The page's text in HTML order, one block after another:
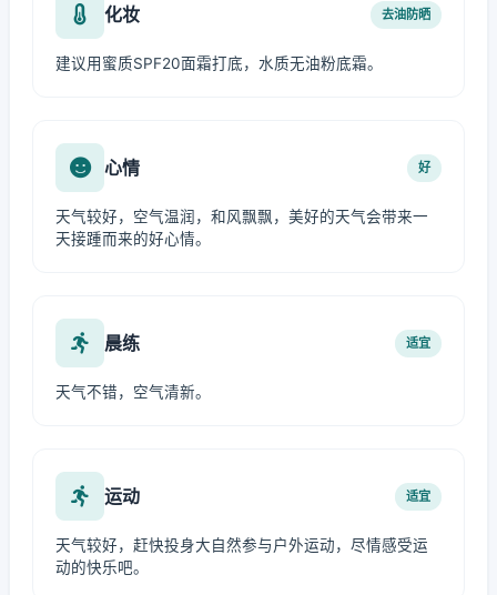
化妆 去油防晒
建议用蜜质SPF20面霜打底，水质无油粉底霜。
心情 好
天气较好，空气温润，和风飘飘，美好的天气会带来一
天接踵而来的好心情。
晨练 适宜
天气不错，空气清新。
运动 适宜
天气较好，赶快投身大自然参与户外运动，尽情感受运
动的快乐吧。